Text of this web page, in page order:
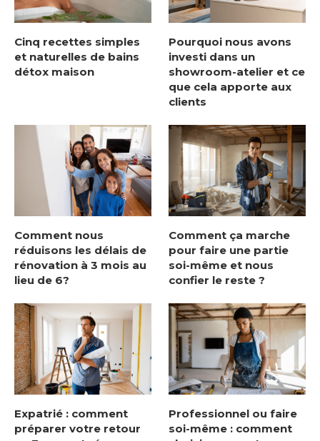
Cinq recettes simples
et naturelles de bains
détox maison
Pourquoi nous avons
investi dans un
showroom-atelier et ce
que cela apporte aux
clients
Comment nous
réduisons les délais de
rénovation à 3 mois au
lieu de 6?
Comment ça marche
pour faire une partie
soi-même et nous
confier le reste ?
Expatrié : comment
préparer votre retour
Professionnel ou faire
soi-même : comment